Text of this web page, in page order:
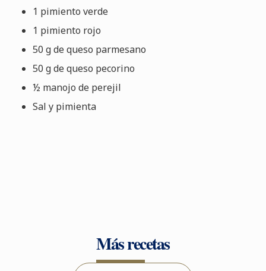
1 pimiento verde
1 pimiento rojo
50 g de queso parmesano
50 g de queso pecorino
½ manojo de perejil
Sal y pimienta
Más recetas